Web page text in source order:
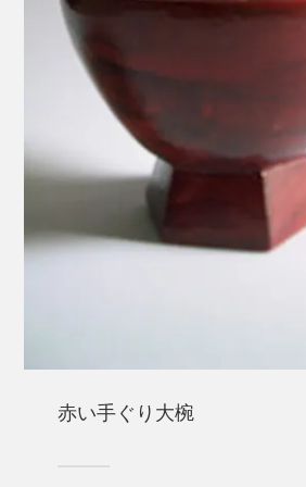
赤い手ぐり大椀